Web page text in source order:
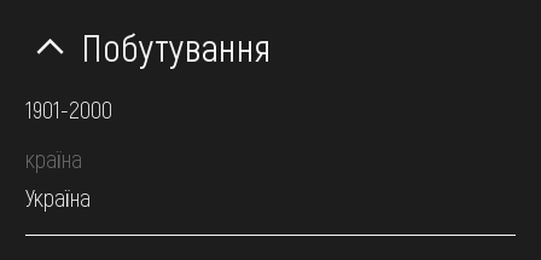
Побутування
1901-2000
країна
Україна